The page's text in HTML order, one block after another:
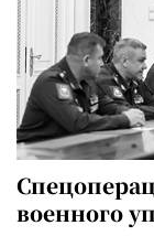
военного